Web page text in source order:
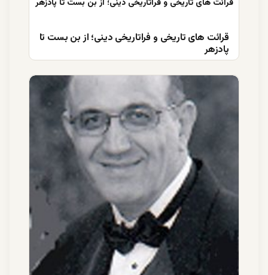
قرائت های تاریخی و فراتاریخی دینی؛ از بن بست تا
پادزهر